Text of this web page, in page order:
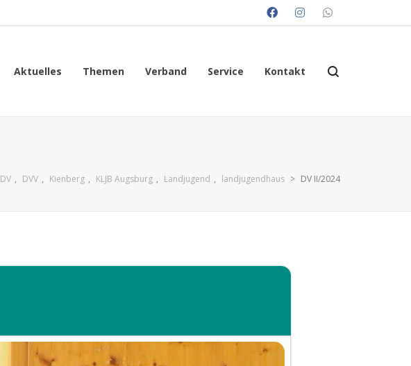
Aktuelles Themen Verband Service Kontakt
DV , DVV , Kienberg , KLJB Augsburg , Landjugend , landjugendhaus > DV II/2024